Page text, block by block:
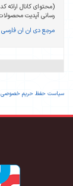
(محتوای کانال
رسانی آپدیت
مرجع دی ان ان فارسی
سیاست حفظ حریم خصوصی